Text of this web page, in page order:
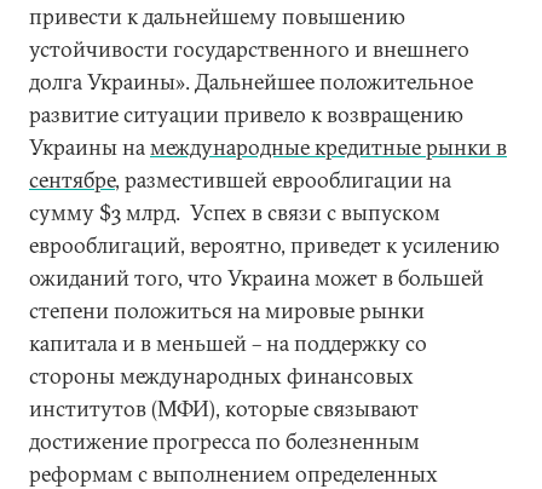
привести к дальнейшему повышению
устойчивости государственного и внешнего
долга Украины». Дальнейшее положительное
развитие ситуации привело к возвращению
Украины намеждународные кредитные рынки в
сентябре, разместившей еврооблигации на
сумму $3 млрд. Успех в связи с выпуском
еврооблигаций, вероятно, приведет к усилению
ожиданий того, что Украина может в большей
степени положиться на мировые рынки
капитала и в меньшей – на поддержку со
стороны международных финансовых
институтов (МФИ), которые связывают
достижение прогресса по болезненным
реформам с выполнением определенных